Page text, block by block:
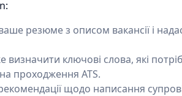
резюме з описом вакансії і
визначити ключові слова, які
проходження ATS.
щодо написання